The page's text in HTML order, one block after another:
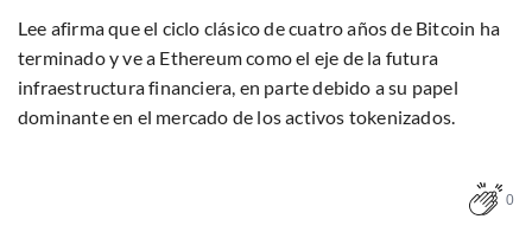
Lee afirma que el ciclo clásico de cuatro años de Bitcoin ha
terminado y ve a Ethereum como el eje de la futura
infraestructura financiera, en parte debido a su papel
dominante en el mercado de los activos tokenizados.
0